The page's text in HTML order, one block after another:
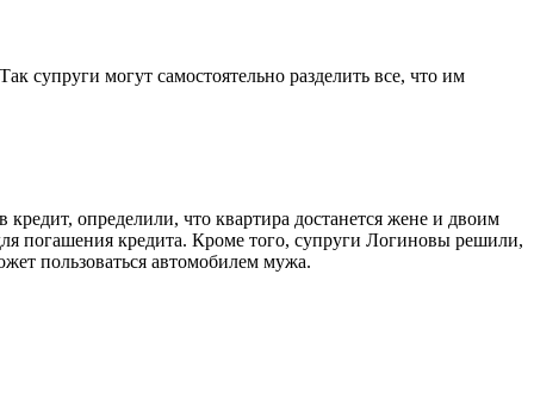
супруги могут самостоятельно разделить все, что им
определили, что квартира достанется жене и двоим
погашения кредита. Кроме того, супруги Логиновы решили,
пользоваться автомобилем мужа.